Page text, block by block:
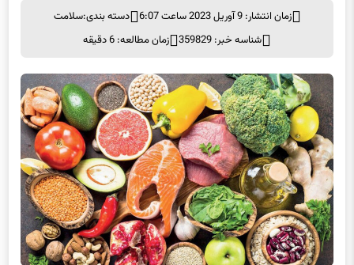
زمان انتشار: 9 آوریل 2023 ساعت 6:07 دسته بندی:سلامت
شناسه خبر: 359829
زمان مطالعه: 6 دقیقه